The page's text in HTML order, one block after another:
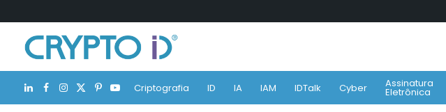
LinkedIn
Facebook
Instagram
X
(Twitter)
Pinterest
YouTubeCriptografia ID IA IAM IDTalk Cyber Assinatura
Eletrônica